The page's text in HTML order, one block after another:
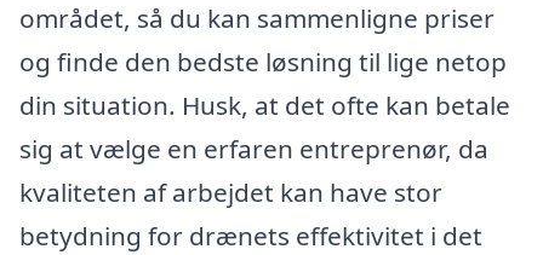
området, så du kan sammenligne priser
og finde den bedste løsning til lige netop
din situation. Husk, at det ofte kan betale
sig at vælge en erfaren entreprenør, da
kvaliteten af arbejdet kan have stor
betydning for drænets effektivitet i det